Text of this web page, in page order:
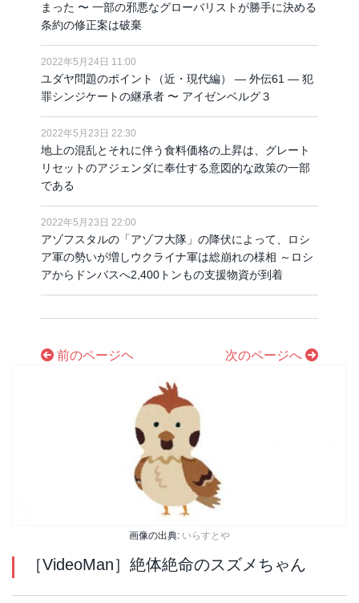
まった 〜 一部の邪悪なグローバリストが勝手に決める
条約の修正案は破棄
2022年5月24日 11:00
ユダヤ問題のポイント（近・現代編） ― 外伝61 ― 犯
罪シンジケートの継承者 〜 アイゼンベルグ３
2022年5月23日 22:30
地上の混乱とそれに伴う食料価格の上昇は、グレート
リセットのアジェンダに奉仕する意図的な政策の一部
である
2022年5月23日 22:00
アゾフスタルの「アゾフ大隊」の降伏によって、ロシ
ア軍の勢いが増しウクライナ軍は総崩れの様相 ～ロシ
アからドンバスへ2,400トンもの支援物資が到着
前のページヘ 次のページへ
画像の出典: いらすとや
［VideoMan］絶体絶命のスズメちゃん